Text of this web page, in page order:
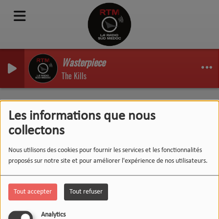
Les informations que nous
collectons
Nous utilisons des cookies pour fournir les services et les fonctionnalités
proposés sur notre site et pour améliorer l'expérience de nos utilisateurs.
Tout accepter Tout refuser
Analytics
Wasterpiece
The Kills
MILLE ET UNE VIE -
18/09/2020 - OLIVER
MASSIP